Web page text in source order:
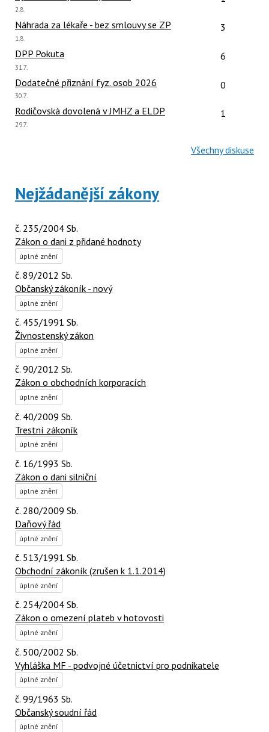
Poslední
2.8.
Náhrada za lékaře - bez smlouvy se ZP Počet
3
Poslední
1.8.
DPP Pokuta Počet
6
Poslední
31.7.
Dodatečné přiznání fyz. osob 2026 Počet
0
Poslední
30.7.
Rodičovská dovolená v JMHZ a ELDP Počet
1
Poslední
29.7.
Všechny diskuse
Nejžádanější zákony
č. 235/2004 Sb.
Zákon o dani z přidané hodnoty
úplné znění
č. 89/2012 Sb.
Občanský zákoník - nový
úplné znění
č. 455/1991 Sb.
Živnostenský zákon
úplné znění
č. 90/2012 Sb.
Zákon o obchodních korporacích
úplné znění
č. 40/2009 Sb.
Trestní zákoník
úplné znění
č. 16/1993 Sb.
Zákon o dani silniční
úplné znění
č. 280/2009 Sb.
Daňový řád
úplné znění
č. 513/1991 Sb.
Obchodní zákoník (zrušen k 1.1.2014)
úplné znění
č. 254/2004 Sb.
Zákon o omezení plateb v hotovosti
úplné znění
č. 500/2002 Sb.
Vyhláška MF - podvojné účetnictví pro podnikatele
úplné znění
č. 99/1963 Sb.
Občanský soudní řád
úplné znění